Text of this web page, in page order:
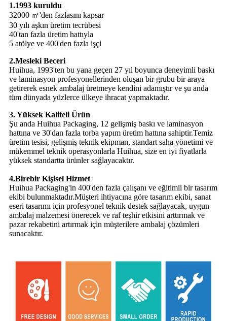
1.1993 kuruldu
32000 ㎡'den fazlasını kapsar
30 yılı aşkın üretim tecrübesi
40'tan fazla üretim hattıyla
5 atölye ve 400'den fazla işçi
2.Mesleki Beceri
Huihua, 1993'ten bu yana geçen 27 yıl boyunca deneyimli baskı
ve laminasyon profesyonellerinden oluşan bir grubu bir araya
getirerek esnek ambalaj üretmeye kendini adamıştır ve şu anda
tüm dünyada yüzlerce ülkeye ihracat yapmaktadır.
3. Yüksek Kaliteli Ürün
Şu anda Huihua Packaging, 12 gelişmiş baskı ve laminasyon
hattına ve 30'dan fazla torba yapım üretim hattına sahiptir.Temiz
üretim tesisi, gelişmiş teknik ekipman, standart saha yönetimi ve
mükemmel teknik operasyonlarla Huihua, size en iyi fiyatlarla
yüksek standartta ürünler sağlayacaktır.
4.Birebir Kişisel Hizmet
Huihua Packaging'in 400'den fazla çalışanı ve eğitimli bir tasarım
ekibi bulunmaktadır.Müşteri ihtiyacına göre tasarım ekibi, sanat
eseri tasarımı için profesyonel teknik destek sağlayacak, uygun
ambalaj malzemesi önerecek ve raf teşhir etkisini arttırmak ve
pazar rekabetini artırmak için müşterilere ambalaj çözümleri
sunacaktır.